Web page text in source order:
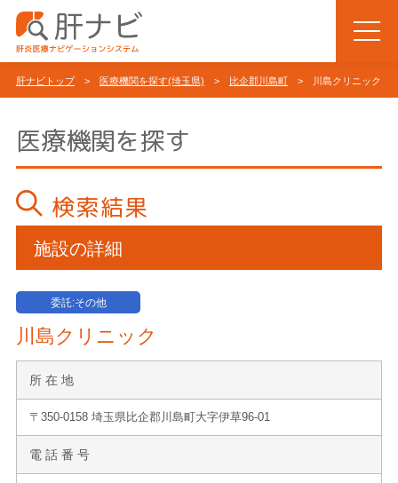
肝ナビトップ> 医療機関を探す(埼玉県) > 比企郡川島町 > 川島クリニック
医療機関を探す
検索結果
施設の詳細
委託:その他
川島クリニック
所 在 地
〒350-0158 埼玉県比企郡川島町大字伊草96-01
電 話 番 号